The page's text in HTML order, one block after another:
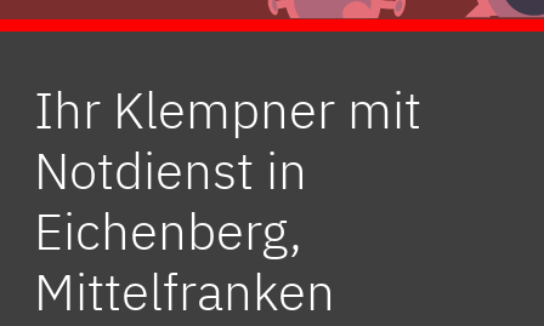
Ihr Klempner mit
Notdienst in
Eichenberg,
Mittelfranken